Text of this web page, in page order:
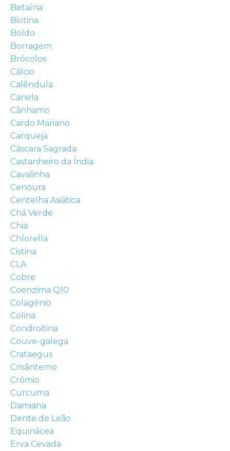
Betaína
Biotina
Boldo
Borragem
Brócolos
Cálcio
Calêndula
Canela
Cânhamo
Cardo Mariano
Carqueja
Cáscara Sagrada
Castanheiro da Índia
Cavalinha
Cenoura
Centelha Asiática
Chá Verde
Chia
Chlorella
Cistina
CLA
Cobre
Coenzima Q10
Colagénio
Colina
Condroitina
Couve-galega
Crataegus
Crisântemo
Crómio
Curcuma
Damiana
Dente de Leão
Equinácea
Erva Cevada